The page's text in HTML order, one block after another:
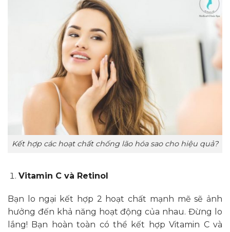
Kết hợp các hoạt chất chống lão hóa sao cho hiệu quả?
Vitamin C và Retinol
Bạn lo ngại kết hợp 2 hoạt chất mạnh mẽ sẽ ảnh
hưởng đến khả năng hoạt động của nhau. Đừng lo
lắng! Bạn hoàn toàn có thể kết hợp Vitamin C và